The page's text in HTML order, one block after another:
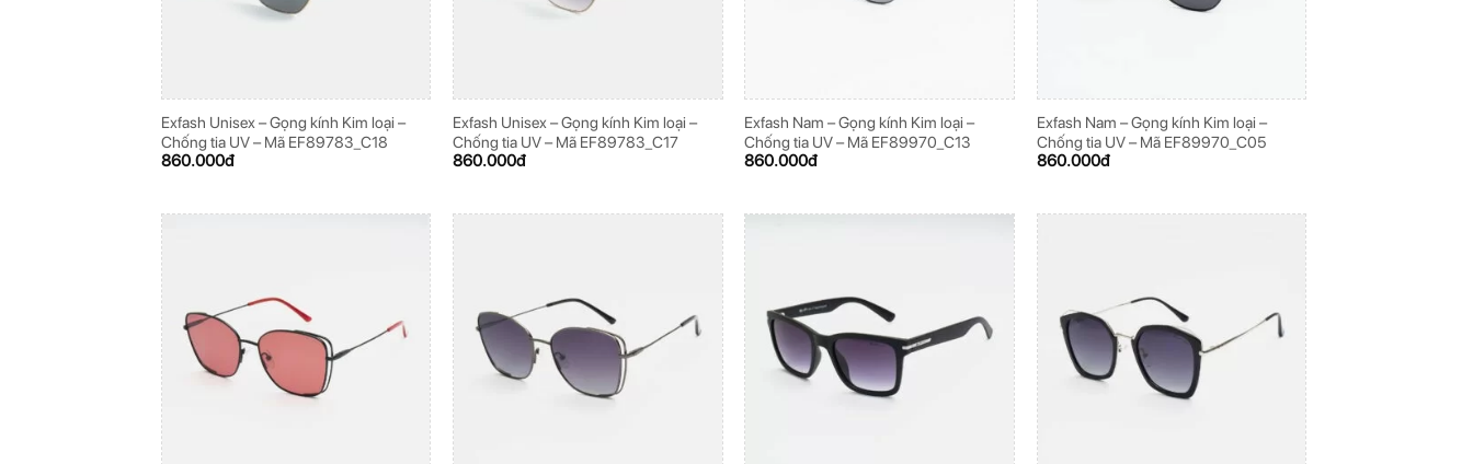
Exfash Unisex – Gọng kính Kim loại –
Chống tia UV – Mã EF89783_C18
860.000đ
Exfash Unisex – Gọng kính Kim loại –
Chống tia UV – Mã EF89783_C17
860.000đ
Exfash Nam – Gọng kính Kim loại –
Chống tia UV – Mã EF89970_C13
860.000đ
Exfash Nam – Gọng kính Kim loại –
Chống tia UV – Mã EF89970_C05
860.000đ